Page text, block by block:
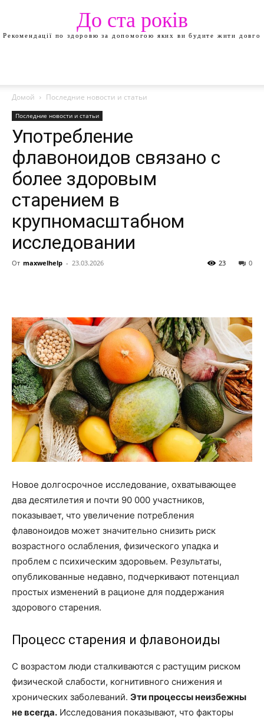
До ста років
Рекомендації по здоровю за допомогою яких ви будите жити довго
Домой Последние новости и статьи
Последние новости и статьи
Употребление
флавоноидов связано с
более здоровым
старением в
крупномасштабном
исследовании
От maxwelhelp - 23.03.2026 0
23
Новое долгосрочное исследование, охватывающее
два десятилетия и почти 90 000 участников,
показывает, что увеличение потребления
флавоноидов может значительно снизить риск
возрастного ослабления, физического упадка и
проблем с психическим здоровьем. Результаты,
опубликованные недавно, подчеркивают потенциал
простых изменений в рационе для поддержания
здорового старения.
Процесс старения и флавоноиды
С возрастом люди сталкиваются с растущим риском
физической слабости, когнитивного снижения и
хронических заболеваний. Эти процессы неизбежны
не всегда. Исследования показывают, что факторы